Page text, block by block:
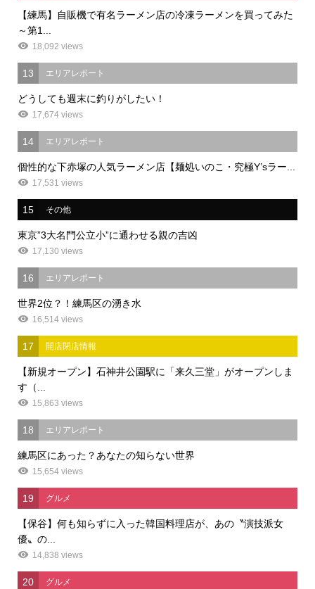
【練馬】自販機で有名ラーメン店の冷凍ラーメンを買ってみた
～第1...
18,092 views
13 エリアレポート
どうしても週末に釣りがしたい！
17,674 views
14 エリアレポート
個性的な下赤塚の人気ラーメン店【麺処いのこ・究極Y’sラー...
17,531 views
15 その他
東京”3大名門公立小”に通わせる親の吉凶
17,130 views
16 エリアレポート
世界2位？！練馬区の湧き水
16,514 views
17 開店閉店情報
【新規オープン】石神井公園駅に「来久三堂」がオープンしま
す（...
15,863 views
18 エリアレポート
練馬区にあった？あなたの知らない世界
15,654 views
19 グルメ
【保谷】何も知らずに入った韓国料理店が、あの〝演技派女
優〟の...
14,838 views
20 グルメ